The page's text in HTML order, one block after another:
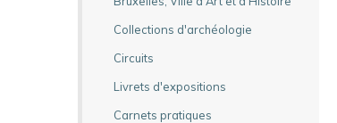
Collections d'archéologie
Circuits
Livrets d'expositions
Carnets pratiques